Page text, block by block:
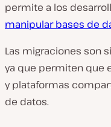
permite a los
manipular bases de
Las migraciones son
ya que permiten que
y plataformas
de datos.